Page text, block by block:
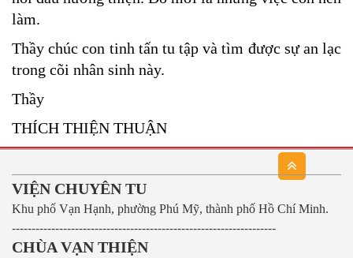
làm.
Thầy chúc con tinh tấn tu tập và tìm được sự an lạc
trong cõi nhân sinh này.
Thầy
THÍCH THIỆN THUẬN
VIỆN CHUYÊN TU
Khu phố Vạn Hạnh, phường Phú Mỹ, thành phố Hồ Chí Minh.
-------------------------------------------------------------------
CHÙA VẠN THIỆN